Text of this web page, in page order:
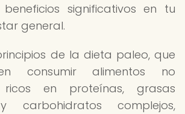
beneficios significativos en tu
general.
de la dieta paleo, que
consumir alimentos no
ricos en proteínas, grasas
carbohidratos complejos,